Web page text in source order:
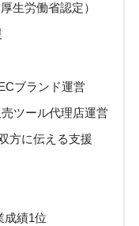
生労働省認定）
ブランド運営
ツール代理店運営
方に伝える支援
成績1位